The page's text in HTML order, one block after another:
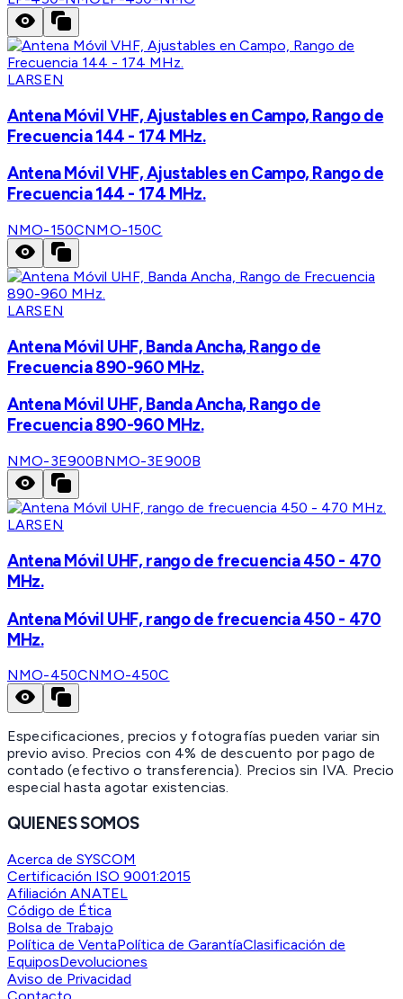
LARSEN
Antena Móvil VHF, Ajustables en Campo, Rango de
Frecuencia 144 - 174 MHz.
Antena Móvil VHF, Ajustables en Campo, Rango de
Frecuencia 144 - 174 MHz.
NMO-150CNMO-150C
LARSEN
Antena Móvil UHF, Banda Ancha, Rango de
Frecuencia 890-960 MHz.
Antena Móvil UHF, Banda Ancha, Rango de
Frecuencia 890-960 MHz.
NMO-3E900BNMO-3E900B
LARSEN
Antena Móvil UHF, rango de frecuencia 450 - 470
MHz.
Antena Móvil UHF, rango de frecuencia 450 - 470
MHz.
NMO-450CNMO-450C
Especificaciones, precios y fotografías pueden variar sin
previo aviso. Precios con 4% de descuento por pago de
contado (efectivo o transferencia). Precios sin IVA. Precio
especial hasta agotar existencias.
QUIENES SOMOS
Acerca de SYSCOM
Certificación ISO 9001:2015
Afiliación ANATEL
Código de Ética
Bolsa de Trabajo
Política de VentaPolítica de GarantíaClasificación de
EquiposDevoluciones
Aviso de Privacidad